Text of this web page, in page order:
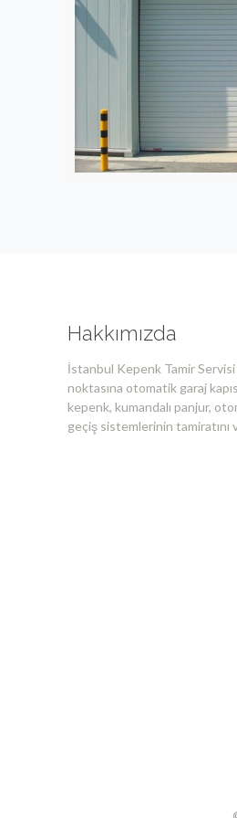
Hakkımızda
İstanbul Kepenk Tamir
noktasına otomatik garaj
kepenk, kumandalı panjur,
geçiş sistemlerinin tamiratını